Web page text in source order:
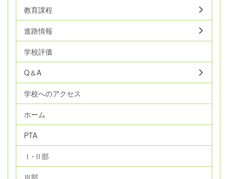
教育課程
進路情報
学校評価
Q＆A
学校へのアクセス
ホーム
PTA
Ⅰ･Ⅱ部
Ⅲ部